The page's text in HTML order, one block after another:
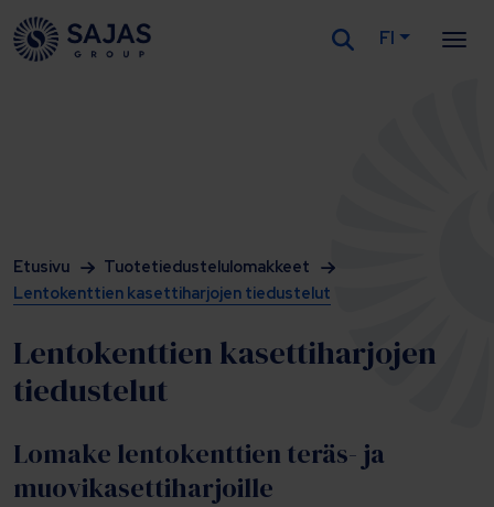
Siirry sisältöön
FI
Etusivu
Tuotetiedustelulomakkeet
Lentokenttien kasettiharjojen tiedustelut
Lentokenttien kasettiharjojen
tiedustelut
Lomake lentokenttien teräs- ja
muovikasettiharjoille